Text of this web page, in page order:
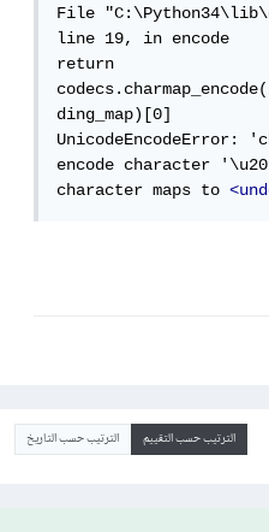
File
line 19, in encode
return
ding_map)[0]
UnicodeEncodeError:
encode character
character maps to
الترتيب حسب التقييم الترتيب حسب التاريخ